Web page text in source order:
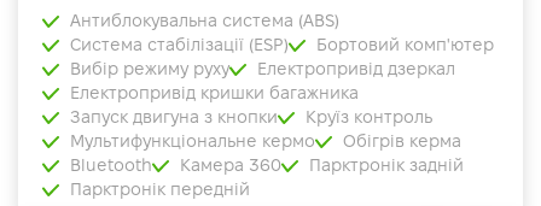
Антиблокувальна система (ABS)
Система стабілізації (ESP)
Бортовий комп'ютер
Вибір режиму руху
Електропривід дзеркал
Електропривід кришки багажника
Запуск двигуна з кнопки
Круїз контроль
Мультифункціональне кермо
Обігрів керма
Bluetooth
Камера 360
Парктронік задній
Парктронік передній